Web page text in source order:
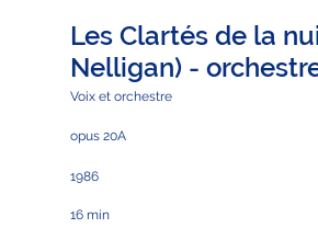
Les Clartés de la
Nelligan) -
Voix et orchestre
opus 20A
1986
16 min